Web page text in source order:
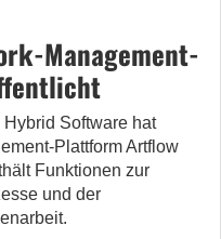
Management-
Software hat
Plattform Artflow
Funktionen zur
und der